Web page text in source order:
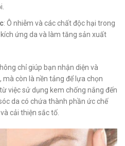
: Ô nhiễm và các chất độc hại trong
ứng da và làm tăng sản xuất
chỉ giúp bạn nhận diện và
còn là nền tảng để lựa chọn
việc sử dụng kem chống nắng đến
da có chứa thành phần ức chế
cải thiện sắc tố.